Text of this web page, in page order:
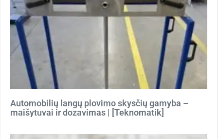
Automobilių langų plovimo skysčių gamyba –
maišytuvai ir dozavimas | [Teknomatik]